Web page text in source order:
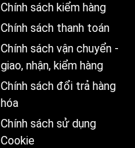
Chính sách kiểm hàng
Chính sách thanh toán
Chính sách vận chuyển -
giao, nhận, kiểm hàng
Chính sách đổi trả hàng
hóa
Chính sách sử dụng
Cookie